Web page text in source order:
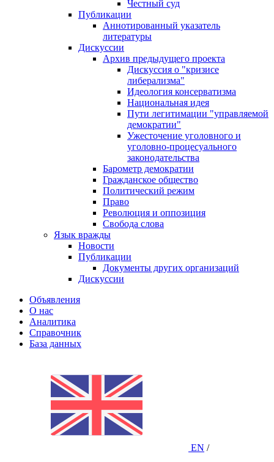
Честный суд
Публикации
Аннотированный указатель
литературы
Дискуссии
Архив предыдущего проекта
Дискуссия о "кризисе
либерализма"
Идеология консерватизма
Национальная идея
Пути легитимации "управляемой
демократии"
Ужесточение уголовного и
уголовно-процесуального
законодательства
Барометр демократии
Гражданское общество
Политический режим
Право
Революция и оппозиция
Свобода слова
Язык вражды
Новости
Публикации
Документы других организаций
Дискуссии
Объявления
О нас
Аналитика
Справочник
База данных
EN /